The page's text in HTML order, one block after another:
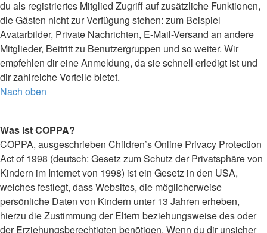
du als registriertes Mitglied Zugriff auf zusätzliche Funktionen,
die Gästen nicht zur Verfügung stehen: zum Beispiel
Avatarbilder, Private Nachrichten, E-Mail-Versand an andere
Mitglieder, Beitritt zu Benutzergruppen und so weiter. Wir
empfehlen dir eine Anmeldung, da sie schnell erledigt ist und
dir zahlreiche Vorteile bietet.
Nach oben
Was ist COPPA?
COPPA, ausgeschrieben Children’s Online Privacy Protection
Act of 1998 (deutsch: Gesetz zum Schutz der Privatsphäre von
Kindern im Internet von 1998) ist ein Gesetz in den USA,
welches festlegt, dass Websites, die möglicherweise
persönliche Daten von Kindern unter 13 Jahren erheben,
hierzu die Zustimmung der Eltern beziehungsweise des oder
der Erziehungsberechtigten benötigen. Wenn du dir unsicher